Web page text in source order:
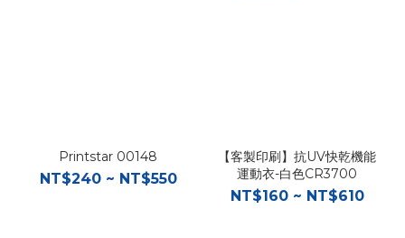
Printstar 00148
NT$240 ~ NT$550
【客製印刷】抗UV快乾機能
運動衣-白色CR3700
NT$160 ~ NT$610